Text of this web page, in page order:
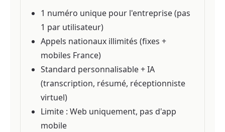
1 numéro unique pour l'entreprise (pas
1 par utilisateur)
Appels nationaux illimités (fixes +
mobiles France)
Standard personnalisable + IA
(transcription, résumé, réceptionniste
virtuel)
Limite : Web uniquement, pas d'app
mobile